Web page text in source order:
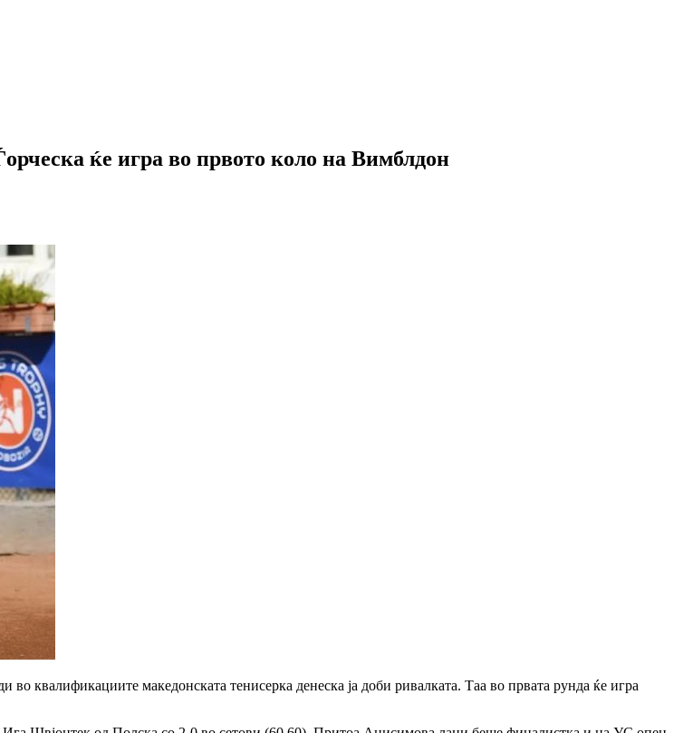
ќе игра во првото коло на Вимблдон
квалификациите македонската тенисерка денеска ја доби ривалката. Таа во првата рунда ќе игра